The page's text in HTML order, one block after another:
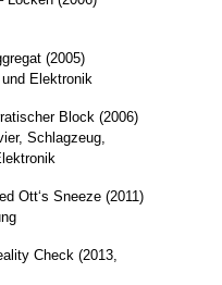
(2005)
Elektronik
Block (2006)
Schlagzeug,
Ott‘s Sneeze (2011)
Check (2013,